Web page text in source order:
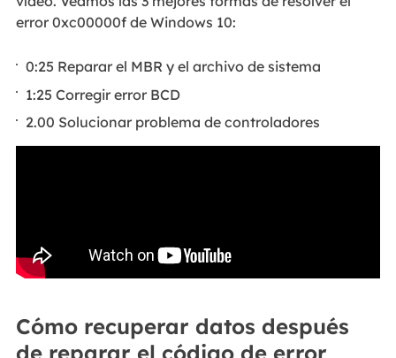
error 0xc00000f de Windows 10:
0:25 Reparar el MBR y el archivo de sistema
1:25 Corregir error BCD
2.00 Solucionar problema de controladores
Cómo recuperar datos después
de reparar el código de error